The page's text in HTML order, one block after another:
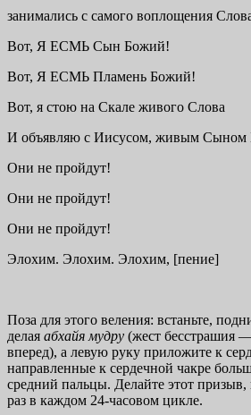
занимались с самого воплощения
Вот, Я ЕСМЬ Сын Божий!
Вот, Я ЕСМЬ Пламень Божий!
Вот, я стою на Скале живого Слова
И объявляю с Иисусом, живым Сыном
Они не пройдут!
Они не пройдут!
Они не пройдут!
Элохим. Элохим. Элохим, [пение]
Поза для этого веления: встаньте,
делая абхайя мудру (жест бесстрашия
вперед), а левую руку приложите к
направленные к сердечной чакре
средний пальцы. Делайте этот
раз в каждом 24-часовом цикле.